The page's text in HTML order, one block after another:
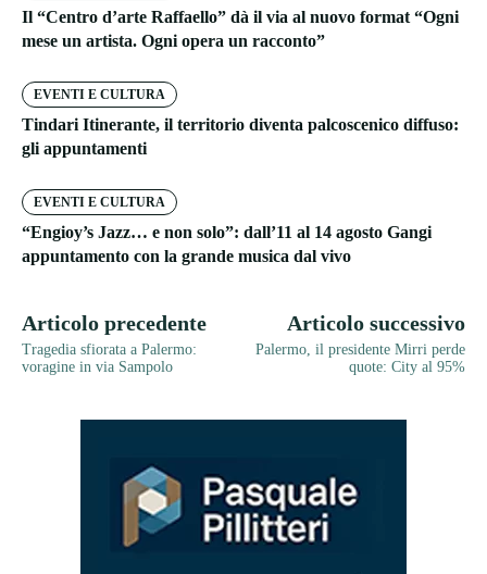
Il “Centro d’arte Raffaello” dà il via al nuovo format “Ogni
mese un artista. Ogni opera un racconto”
EVENTI E CULTURA
Tindari Itinerante, il territorio diventa palcoscenico diffuso:
gli appuntamenti
EVENTI E CULTURA
“Engioy’s Jazz… e non solo”: dall’11 al 14 agosto Gangi
appuntamento con la grande musica dal vivo
Articolo precedente
Tragedia sfiorata a Palermo:
voragine in via Sampolo
Articolo successivo
Palermo, il presidente Mirri perde
quote: City al 95%